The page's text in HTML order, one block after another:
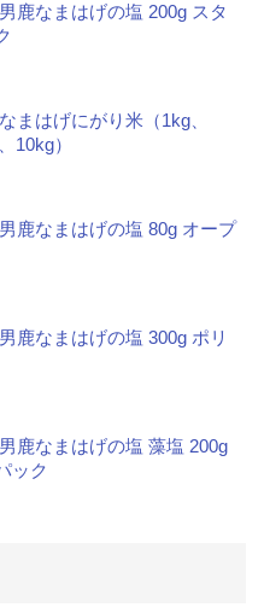
男鹿なまはげの塩 200g スタ
なまはげにがり米（1kg、
10kg）
男鹿なまはげの塩 80g オープ
男鹿なまはげの塩 300g ポリ
男鹿なまはげの塩 藻塩 200g
ック